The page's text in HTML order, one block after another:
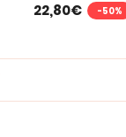
22,80€ -50%